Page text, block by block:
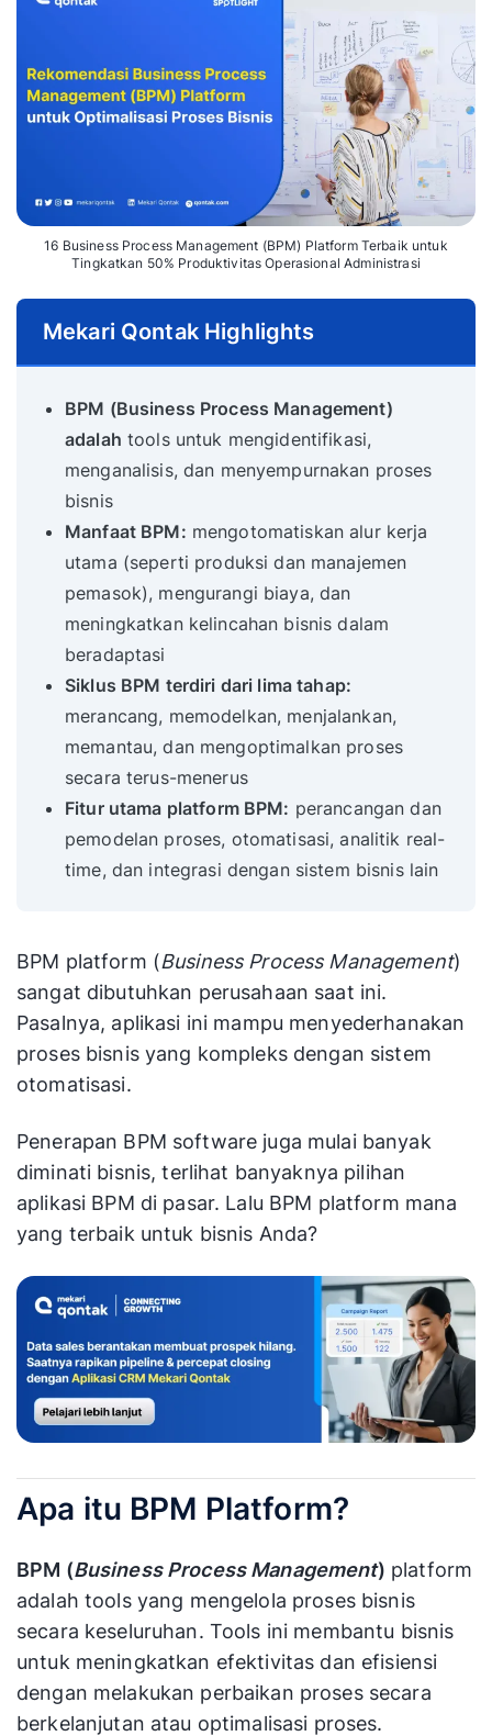
16 Business Process Management (BPM) Platform Terbaik untuk
Tingkatkan 50% Produktivitas Operasional Administrasi
Mekari Qontak Highlights
BPM (Business Process Management)
adalah tools untuk mengidentifikasi,
menganalisis, dan menyempurnakan proses
bisnis
Manfaat BPM: mengotomatiskan alur kerja
utama (seperti produksi dan manajemen
pemasok), mengurangi biaya, dan
meningkatkan kelincahan bisnis dalam
beradaptasi
Siklus BPM terdiri dari lima tahap:
merancang, memodelkan, menjalankan,
memantau, dan mengoptimalkan proses
secara terus-menerus
Fitur utama platform BPM: perancangan dan
pemodelan proses, otomatisasi, analitik real-
time, dan integrasi dengan sistem bisnis lain
BPM platform (Business Process Management)
sangat dibutuhkan perusahaan saat ini.
Pasalnya, aplikasi ini mampu menyederhanakan
proses bisnis yang kompleks dengan sistem
otomatisasi.
Penerapan BPM software juga mulai banyak
diminati bisnis, terlihat banyaknya pilihan
aplikasi BPM di pasar. Lalu BPM platform mana
yang terbaik untuk bisnis Anda?
Apa itu BPM Platform?
BPM (Business Process Management) platform
adalah tools yang mengelola proses bisnis
secara keseluruhan. Tools ini membantu bisnis
untuk meningkatkan efektivitas dan efisiensi
dengan melakukan perbaikan proses secara
berkelanjutan atau optimalisasi proses.